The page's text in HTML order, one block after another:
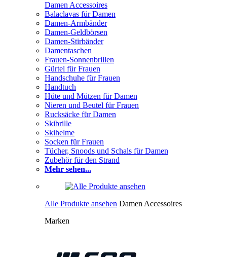
Damen Accessoires
Balaclavas für Damen
Damen-Armbänder
Damen-Geldbörsen
Damen-Stirbänder
Damentaschen
Frauen-Sonnenbrillen
Gürtel für Frauen
Handschuhe für Frauen
Handtuch
Hüte und Mützen für Damen
Nieren und Beutel für Frauen
Rucksäcke für Damen
Skibrille
Skihelme
Socken für Frauen
Tücher, Snoods und Schals für Damen
Zubehör für den Strand
Mehr sehen...
Alle Produkte ansehen Damen Accessoires
Marken